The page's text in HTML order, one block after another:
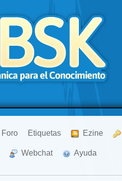
Foro Etiquetas Ezine
Webchat Ayuda